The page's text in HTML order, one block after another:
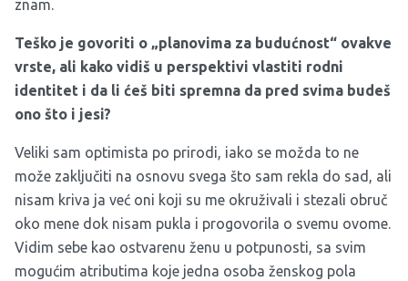
znam.
Teško je govoriti o „planovima za budućnost“ ovakve
vrste, ali kako vidiš u perspektivi vlastiti rodni
identitet i da li ćeš biti spremna da pred svima budeš
ono što i jesi?
Veliki sam optimista po prirodi, iako se možda to ne
može zaključiti na osnovu svega što sam rekla do sad, ali
nisam kriva ja već oni koji su me okruživali i stezali obruč
oko mene dok nisam pukla i progovorila o svemu ovome.
Vidim sebe kao ostvarenu ženu u potpunosti, sa svim
mogućim atributima koje jedna osoba ženskog pola